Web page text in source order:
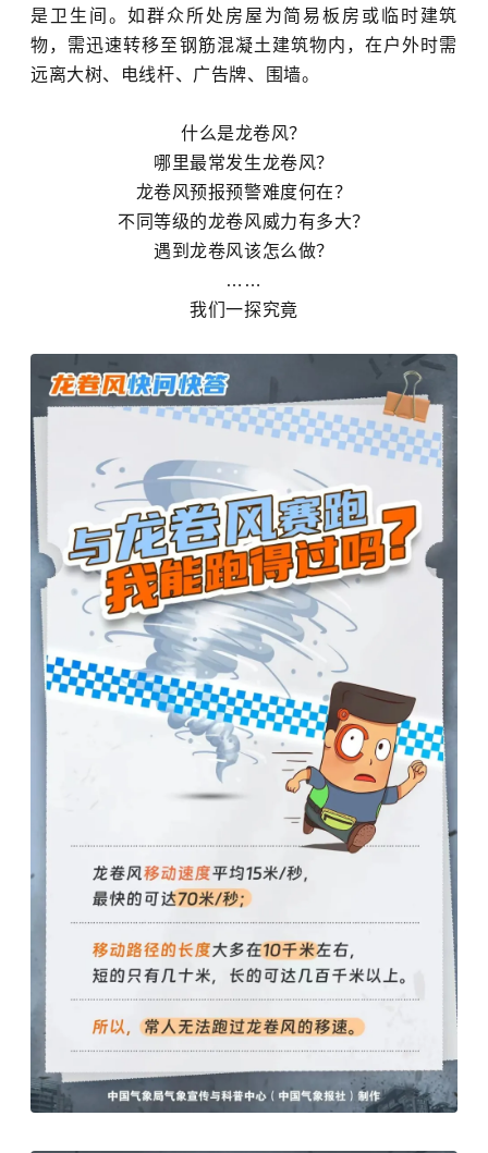
是卫生间。如群众所处房屋为简易板房或临时建筑
物，需迅速转移至钢筋混凝土建筑物内，在户外时需
远离大树、电线杆、广告牌、围墙。
什么是龙卷风？
哪里最常发生龙卷风？
龙卷风预报预警难度何在？
不同等级的龙卷风威力有多大？
遇到龙卷风该怎么做？
……
我们一探究竟